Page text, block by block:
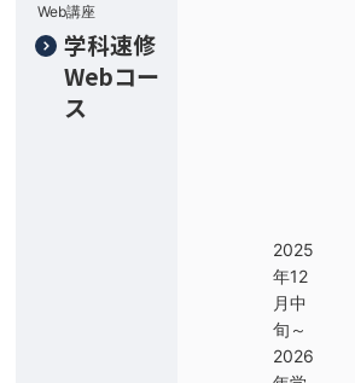
Web講座
学科速修
Webコー
ス
2025
年12
月中
旬～
2026